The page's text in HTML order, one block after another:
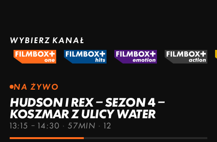
WYBIERZ KANAŁ
NA ŻYWO
HUDSON I REX – SEZON 4 –
KOSZMAR Z ULICY WATER
13:15 – 14:30 · 57MIN ·12